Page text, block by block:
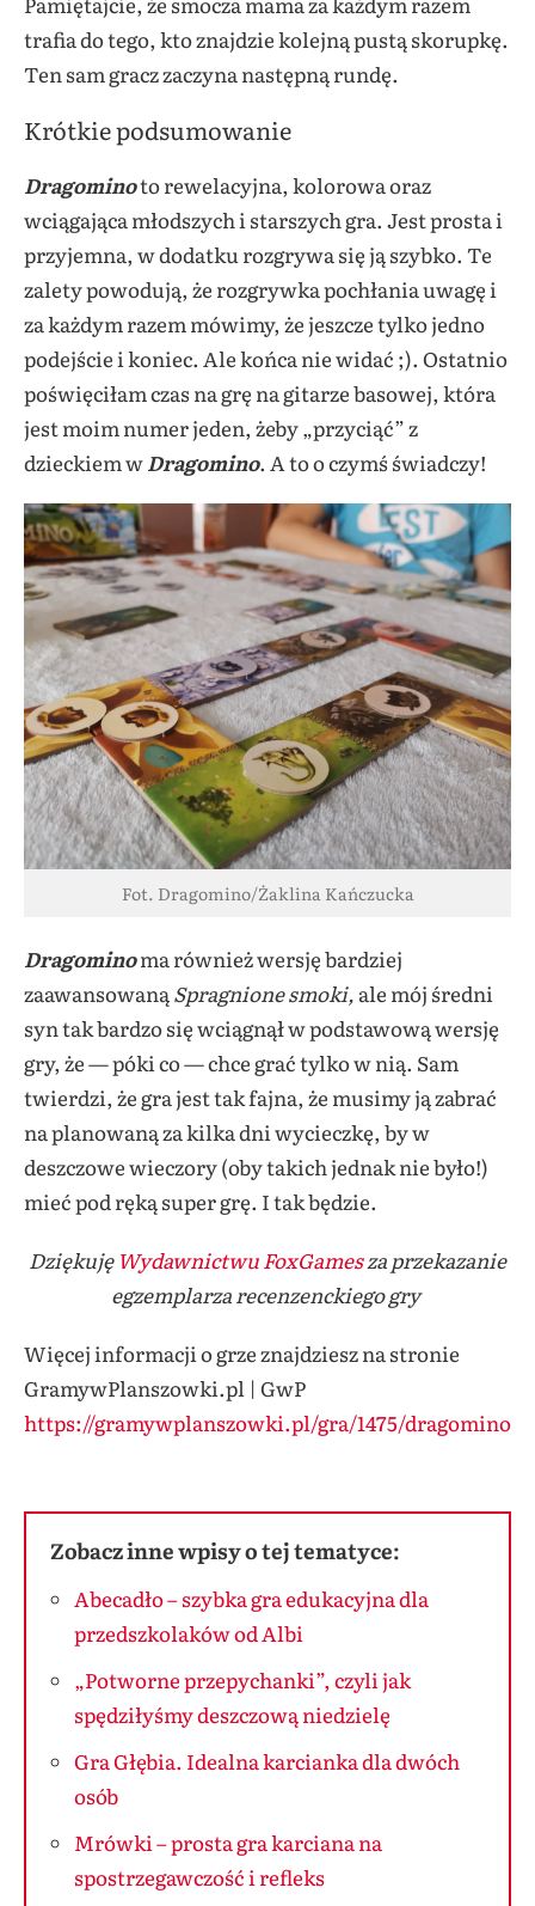
trafia do tego, kto znajdzie kolejną pustą skorupkę.
Ten sam gracz zaczyna następną rundę.
Krótkie podsumowanie
Dragominoto rewelacyjna, kolorowa oraz
wciągająca młodszych i starszych gra. Jest prosta i
przyjemna, w dodatku rozgrywa się ją szybko. Te
zalety powodują, że rozgrywka pochłania uwagę i
za każdym razem mówimy, że jeszcze tylko jedno
podejście i koniec. Ale końca nie widać ;). Ostatnio
poświęciłam czas na grę na gitarze basowej, która
jest moim numer jeden, żeby „przyciąć” z
dzieckiem w Dragomino. A to o czymś świadczy!
Fot. Dragomino/Żaklina Kańczucka
Dragominoma również wersję bardziej
zaawansowaną Spragnione smoki, ale mój średni
syn tak bardzo się wciągnął w podstawową wersję
gry, że — póki co — chce grać tylko w nią. Sam
twierdzi, że gra jest tak fajna, że musimy ją zabrać
na planowaną za kilka dni wycieczkę, by w
deszczowe wieczory (oby takich jednak nie było!)
mieć pod ręką super grę. I tak będzie.
Dziękuję Wydawnictwu FoxGamesza przekazanie
egzemplarza recenzenckiego gry
Więcej informacji o grze znajdziesz na stronie
GramywPlanszowki.pl | GwP
https://gramywplanszowki.pl/gra/1475/dragomino
Zobacz inne wpisy o tej tematyce:
Abecadło – szybka gra edukacyjna dla
przedszkolaków od Albi
„Potworne przepychanki”, czyli jak
spędziłyśmy deszczową niedzielę
Gra Głębia. Idealna karcianka dla dwóch
osób
Mrówki – prosta gra karciana na
spostrzegawczość i refleks